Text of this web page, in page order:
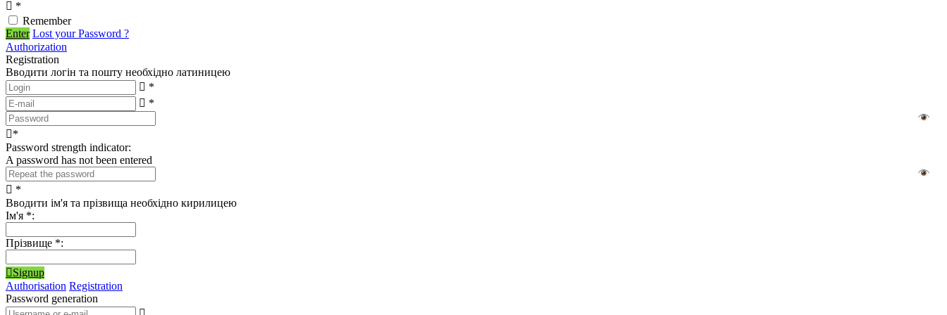
*
Remember
Enter Lost your Password ?
Authorization
Registration
Вводити логін та пошту необхідно латиницею
*
*
*
Password strength indicator:
A password has not been entered
*
Вводити ім'я та прізвища необхідно кирилицею
Ім'я *:
Прізвище *:
Signup
Authorisation Registration
Password generation